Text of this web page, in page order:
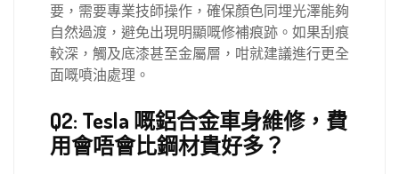
要，需要專業技師操作，確保顏色同埋光澤能夠
自然過渡，避免出現明顯嘅修補痕跡。如果刮痕
較深，觸及底漆甚至金屬層，咁就建議進行更全
面嘅噴油處理。
Q2: Tesla 嘅鋁合金車身維修，費
用會唔會比鋼材貴好多？